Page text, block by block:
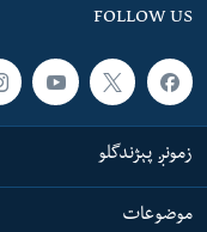
FOLLOW US
زمونږ پېژندگلو
موضوعات